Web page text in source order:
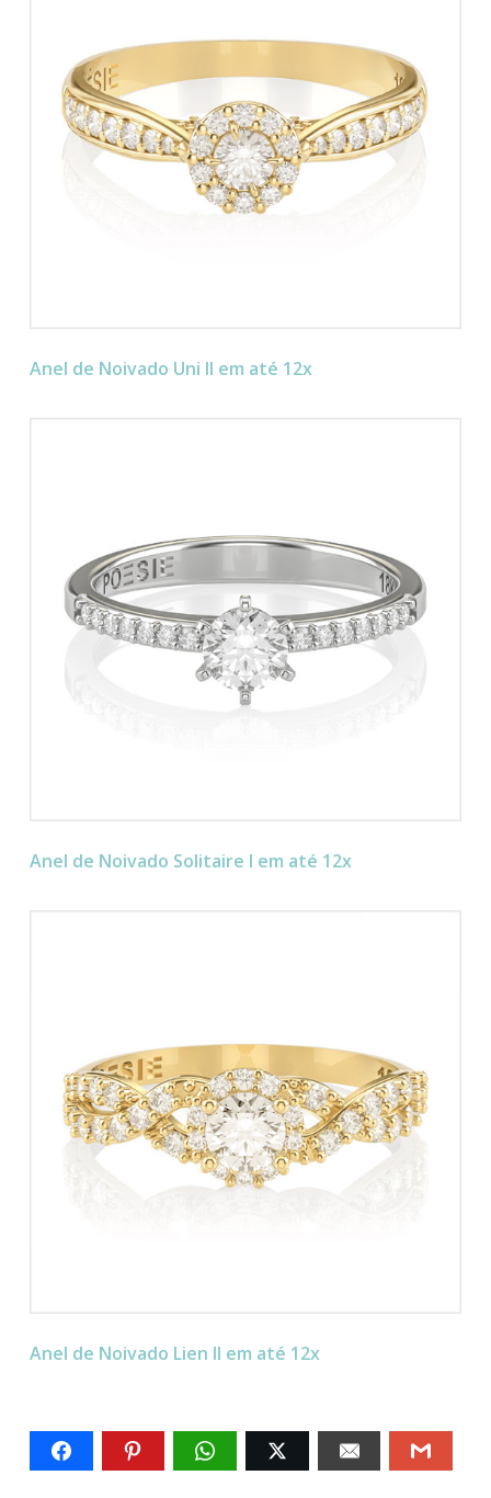
Anel de Noivado Uni II em até 12x
Anel de Noivado Solitaire I em até 12x
Anel de Noivado Lien II em até 12x